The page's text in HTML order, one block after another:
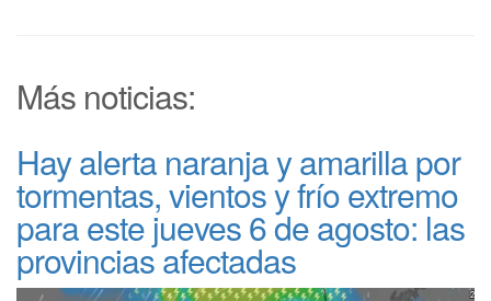
Más noticias:
Hay alerta naranja y amarilla por
tormentas, vientos y frío extremo
para este jueves 6 de agosto: las
provincias afectadas